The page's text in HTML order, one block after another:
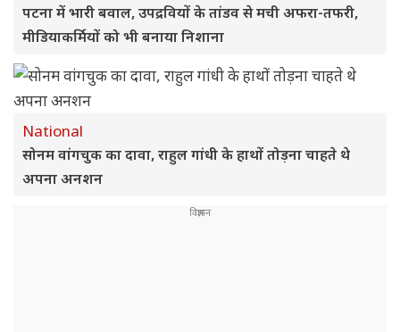
पटना में भारी बवाल, उपद्रवियों के तांडव से मची अफरा-तफरी,
मीडियाकर्मियों को भी बनाया निशाना
National
सोनम वांगचुक का दावा, राहुल गांधी के हाथों तोड़ना चाहते थे
अपना अनशन